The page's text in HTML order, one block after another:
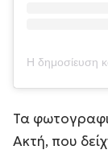
Τα
Ακτή, που